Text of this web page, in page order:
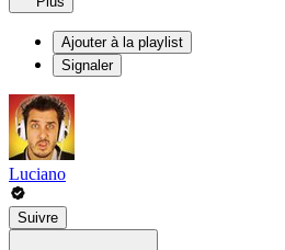
Ajouter à la playlist
Signaler
Luciano
Suivre